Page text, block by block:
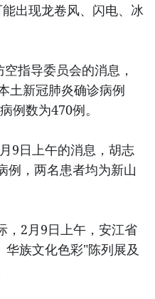
出现龙卷风、闪电、冰
指导委员会的消息，
土新冠肺炎确诊病例
例数为470例。
9日上午的消息，胡志
例，两名患者均为新山
，2月9日上午，安江省
族文化色彩"陈列展及